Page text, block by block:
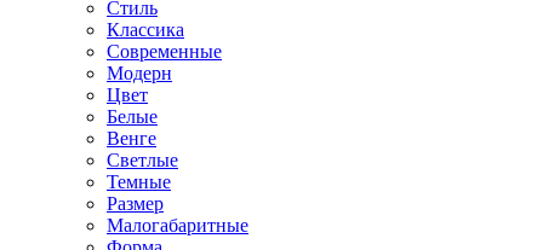
Стиль
Классика
Современные
Модерн
Цвет
Белые
Венге
Светлые
Темные
Размер
Малогабаритные